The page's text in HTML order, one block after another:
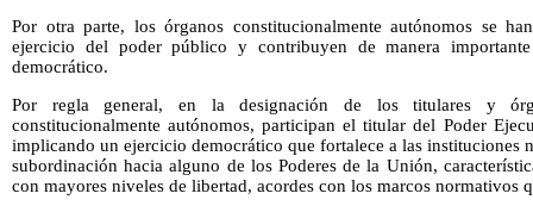
Por otra parte, los órganos constitucionalmente autónomos se
ejercicio del poder público y contribuyen de manera
democrático.
Por regla general, en la designación de los titulares y
constitucionalmente autónomos, participan el titular del Poder
implicando un ejercicio democrático que fortalece a las instituciones
subordinación hacia alguno de los Poderes de la Unión,
con mayores niveles de libertad, acordes con los marcos normativos